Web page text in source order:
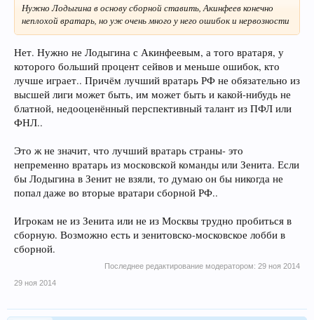
Нужно Лодыгина в основу сборной ставить, Акинфеев конечно
неплохой вратарь, но уж очень много у него ошибок и нервозности
Нет. Нужно не Лодыгина с Акинфеевым, а того вратаря, у
которого больший процент сейвов и меньше ошибок, кто
лучше играет.. Причём лучший вратарь РФ не обязательно из
высшей лиги может быть, им может быть и какой-нибудь не
блатной, недооценённый перспективный талант из ПФЛ или
ФНЛ..
Это ж не значит, что лучший вратарь страны- это
непременно вратарь из московской команды или Зенита. Если
бы Лодыгина в Зенит не взяли, то думаю он бы никогда не
попал даже во вторые вратари сборной РФ..
Игрокам не из Зенита или не из Москвы трудно пробиться в
сборную. Возможно есть и зенитовско-московское лобби в
сборной.
Последнее редактирование модератором: 29 ноя 2014
29 ноя 2014